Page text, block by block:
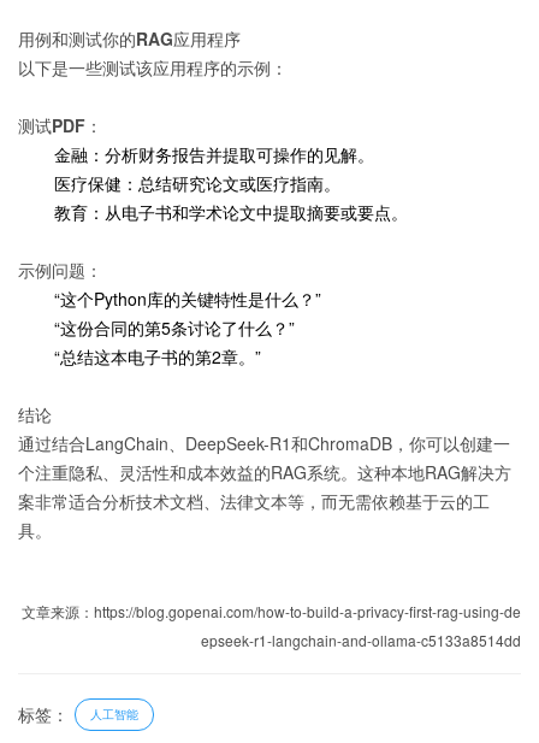
用例和测试你的RAG应用程序
以下是一些测试该应用程序的示例：
测试PDF：
金融：分析财务报告并提取可操作的见解。
医疗保健：总结研究论文或医疗指南。
教育：从电子书和学术论文中提取摘要或要点。
示例问题：
“这个Python库的关键特性是什么？”
“这份合同的第5条讨论了什么？”
“总结这本电子书的第2章。”
结论
通过结合LangChain、DeepSeek-R1和ChromaDB，你可以创建一
个注重隐私、灵活性和成本效益的RAG系统。这种本地RAG解决方
案非常适合分析技术文档、法律文本等，而无需依赖基于云的工
具。
文章来源：https://blog.gopenai.com/how-to-build-a-privacy-first-rag-using-de
epseek-r1-langchain-and-ollama-c5133a8514dd
标签： 人工智能